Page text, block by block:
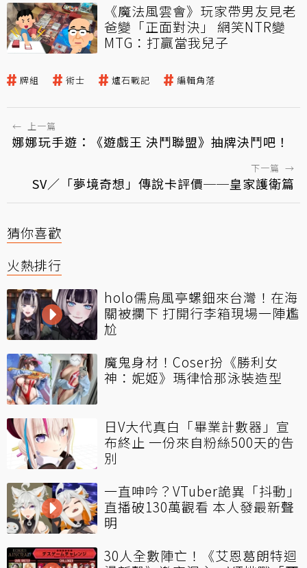
《魔法風雲會》玩家帶男友見老
爸變「正面對決」 網笑NTR變
MTG：打贏當我兒子
牌組 術士 爐石戰記 編輯角落
← 上一篇
娜娜玩手遊：《遊戲王 決鬥聯盟》抽牌決鬥吧！
下一篇 →
SV／「夢境奇想」傳說卡評價──皇家護衛篇
猜你喜歡
火熱排行
holo儒烏風亭螺鈿來台灣！在海
關被攔下 打開行李箱現場一陣尷
尬
魔鬼身材！Coser扮《勝利女
神：妮姬》瑪律恰那泳裝造型
日V大代真白「畢業計數器」宣
布終止 一份來自粉絲500天的告
別
一直呻吟？VTuber詭異「抖動」
直播破130萬觀看 本人發最新聲
明
30人全數陣亡！《艾恩葛朗特迴